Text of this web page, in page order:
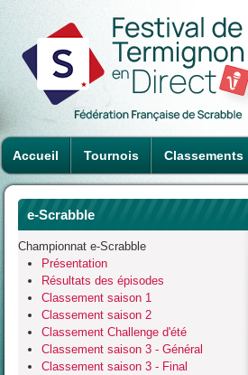
Accueil Tournois Classements
e-Scrabble
Championnat e-Scrabble
Présentation
Résultats des épisodes
Classement saison 1
Classement saison 2
Classement Challenge d'été
Classement saison 3 - Général
Classement saison 3 - Final